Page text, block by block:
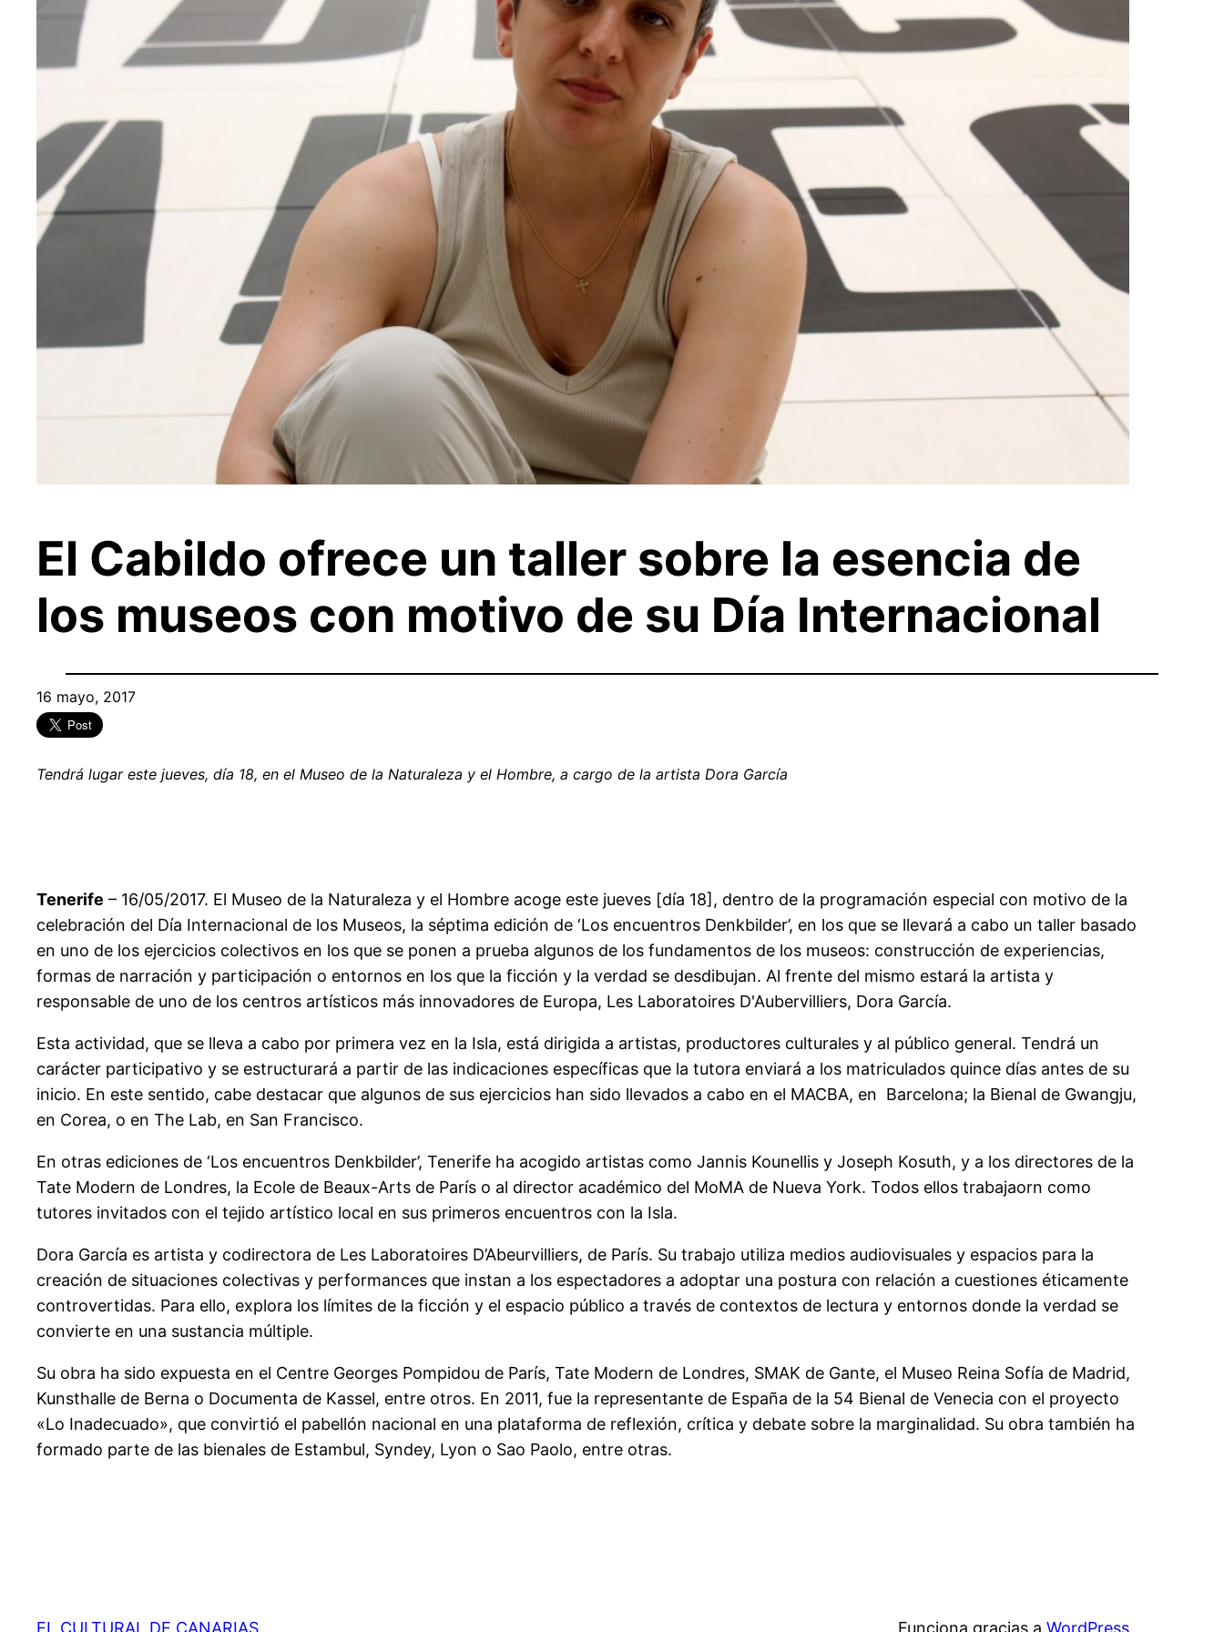
El Cabildo ofrece un taller sobre la esencia de
los museos con motivo de su Día Internacional
16 mayo, 2017
Tendrá lugar este jueves, día 18, en el Museo de la Naturaleza y el Hombre, a cargo de la artista Dora García
Tenerife – 16/05/2017. El Museo de la Naturaleza y el Hombre acoge este jueves [día 18], dentro de la programación especial con motivo de la
celebración del Día Internacional de los Museos, la séptima edición de ‘Los encuentros Denkbilder’, en los que se llevará a cabo un taller basado
en uno de los ejercicios colectivos en los que se ponen a prueba algunos de los fundamentos de los museos: construcción de experiencias,
formas de narración y participación o entornos en los que la ficción y la verdad se desdibujan. Al frente del mismo estará la artista y
responsable de uno de los centros artísticos más innovadores de Europa, Les Laboratoires D'Aubervilliers, Dora García.
Esta actividad, que se lleva a cabo por primera vez en la Isla, está dirigida a artistas, productores culturales y al público general. Tendrá un
carácter participativo y se estructurará a partir de las indicaciones específicas que la tutora enviará a los matriculados quince días antes de su
inicio. En este sentido, cabe destacar que algunos de sus ejercicios han sido llevados a cabo en el MACBA, en Barcelona; la Bienal de Gwangju,
en Corea, o en The Lab, en San Francisco.
En otras ediciones de ‘Los encuentros Denkbilder’, Tenerife ha acogido artistas como Jannis Kounellis y Joseph Kosuth, y a los directores de la
Tate Modern de Londres, la Ecole de Beaux-Arts de París o al director académico del MoMA de Nueva York. Todos ellos trabajaorn como
tutores invitados con el tejido artístico local en sus primeros encuentros con la Isla.
Dora García es artista y codirectora de Les Laboratoires D’Abeurvilliers, de París. Su trabajo utiliza medios audiovisuales y espacios para la
creación de situaciones colectivas y performances que instan a los espectadores a adoptar una postura con relación a cuestiones éticamente
controvertidas. Para ello, explora los límites de la ficción y el espacio público a través de contextos de lectura y entornos donde la verdad se
convierte en una sustancia múltiple.
Su obra ha sido expuesta en el Centre Georges Pompidou de París, Tate Modern de Londres, SMAK de Gante, el Museo Reina Sofía de Madrid,
Kunsthalle de Berna o Documenta de Kassel, entre otros. En 2011, fue la representante de España de la 54 Bienal de Venecia con el proyecto
«Lo Inadecuado», que convirtió el pabellón nacional en una plataforma de reflexión, crítica y debate sobre la marginalidad. Su obra también ha
formado parte de las bienales de Estambul, Syndey, Lyon o Sao Paolo, entre otras.
EL CULTURAL DE CANARIAS Funciona gracias a WordPress